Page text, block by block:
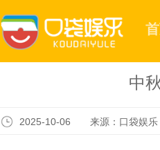
中
2025-10-06 来源：口袋娱乐